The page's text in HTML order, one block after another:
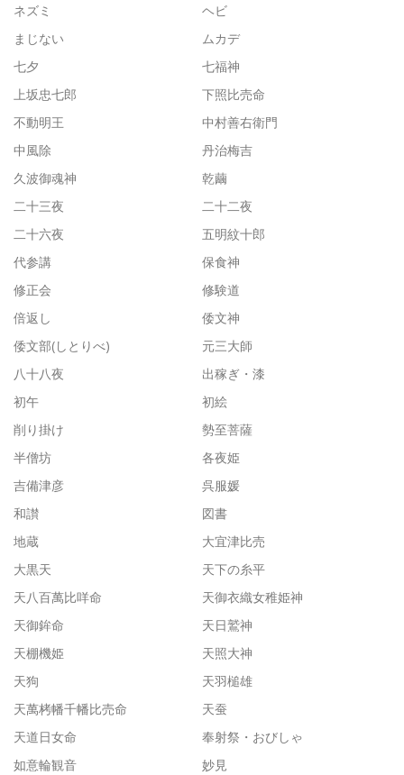
ネズミ
ヘビ
まじない
ムカデ
七夕
七福神
上坂忠七郎
下照比売命
不動明王
中村善右衛門
中風除
丹治梅吉
久波御魂神
乾繭
二十三夜
二十二夜
二十六夜
五明紋十郎
代参講
保食神
修正会
修験道
倍返し
倭文神
倭文部(しとりべ)
元三大師
八十八夜
出稼ぎ・漆
初午
初絵
削り掛け
勢至菩薩
半僧坊
各夜姫
吉備津彦
呉服媛
和讃
図書
地蔵
大宜津比売
大黒天
天下の糸平
天八百萬比咩命
天御衣織女稚姫神
天御鉾命
天日鷲神
天棚機姫
天照大神
天狗
天羽槌雄
天萬栲幡千幡比売命
天蚕
天道日女命
奉射祭・おびしゃ
如意輪観音
妙見